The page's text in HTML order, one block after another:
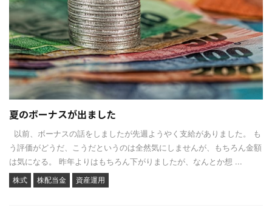
夏のボーナスが出ました
以前、ボーナスの話をしましたが先週ようやく支給がありました。 も
う評価がどうだ、こうだというのは全然気にしませんが、もちろん金額
は気になる。 昨年よりはもちろん下がりましたが、なんとか想 ...
株式 株配当金 資産運用